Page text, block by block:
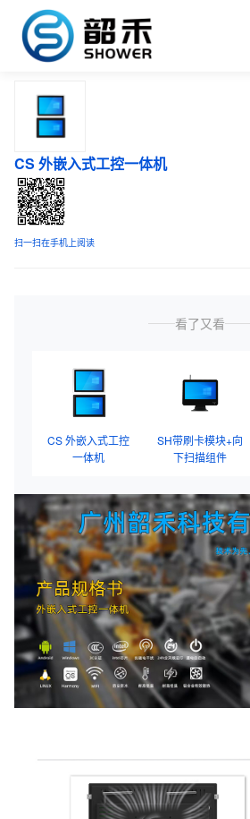
CS 外嵌入式工控一体机
扫一扫在手机上阅读
看了又看
CS 外嵌入式工控
一体机
SH带刷卡模块+向
下扫描组件